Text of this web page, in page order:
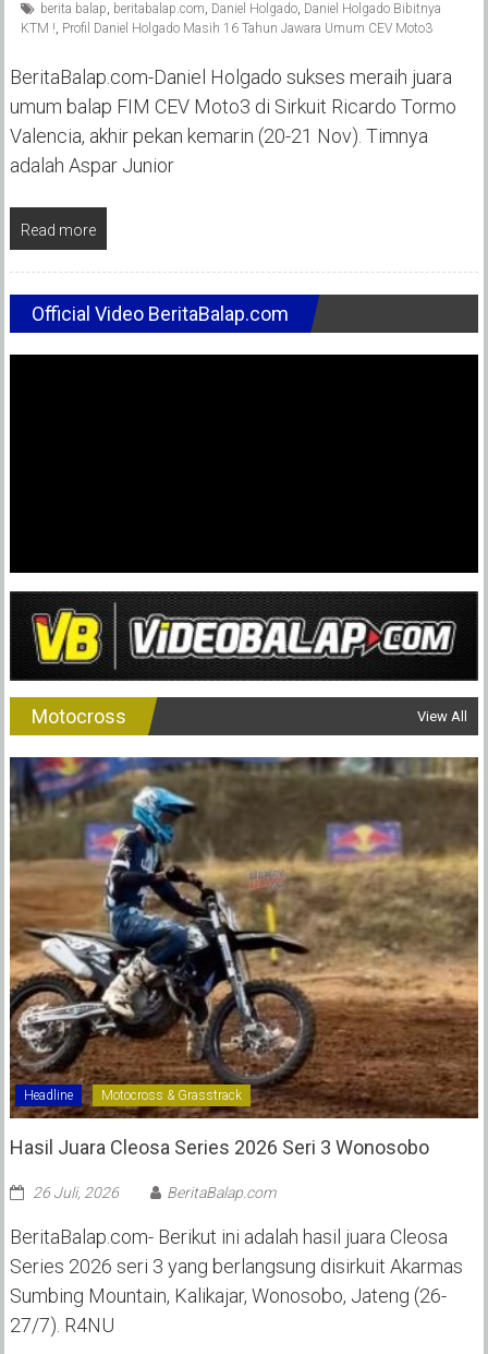
berita balap, beritabalap.com, Daniel Holgado, Daniel Holgado Bibitnya
KTM !, Profil Daniel Holgado Masih 16 Tahun Jawara Umum CEV Moto3
BeritaBalap.com-Daniel Holgado sukses meraih juara
umum balap FIM CEV Moto3 di Sirkuit Ricardo Tormo
Valencia, akhir pekan kemarin (20-21 Nov). Timnya
adalah Aspar Junior
Read more
Official Video BeritaBalap.com
Motocross View All
Headline Motocross & Grasstrack
Hasil Juara Cleosa Series 2026 Seri 3 Wonosobo ‎
26 Juli, 2026 BeritaBalap.com
BeritaBalap.com- Berikut ini adalah hasil juara Cleosa
Series 2026 seri 3 yang berlangsung disirkuit Akarmas
Sumbing Mountain, Kalikajar, Wonosobo, Jateng (26-
27/7). R4NU